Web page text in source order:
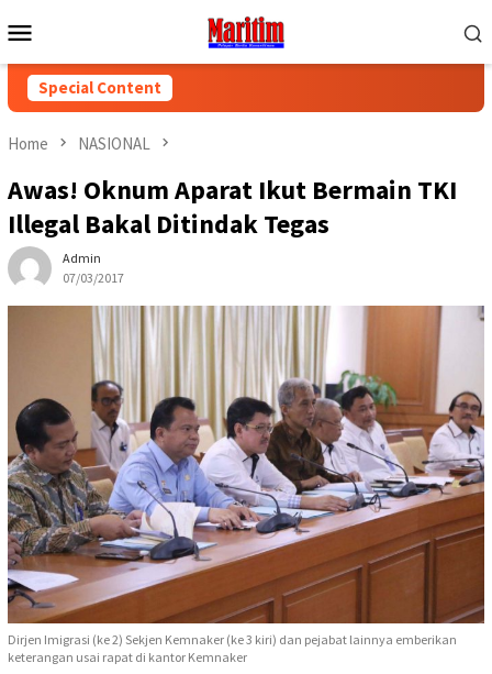
to
Menu
Special Content
Home NASIONAL
Awas! Oknum Aparat Ikut Bermain TKI
Illegal Bakal Ditindak Tegas
Admin
07/03/2017
Dirjen Imigrasi (ke 2) Sekjen Kemnaker (ke 3 kiri) dan pejabat lainnya emberikan
keterangan usai rapat di kantor Kemnaker